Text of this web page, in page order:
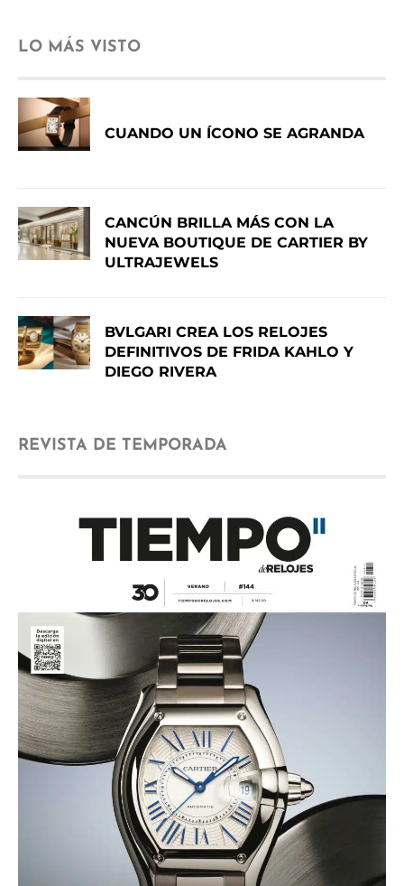
LO MÁS VISTO
CUANDO UN ÍCONO SE AGRANDA
CANCÚN BRILLA MÁS CON LA
NUEVA BOUTIQUE DE CARTIER BY
ULTRAJEWELS
BVLGARI CREA LOS RELOJES
DEFINITIVOS DE FRIDA KAHLO Y
DIEGO RIVERA
REVISTA DE TEMPORADA